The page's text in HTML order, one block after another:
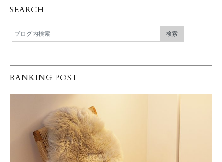
SEARCH
RANKING POST